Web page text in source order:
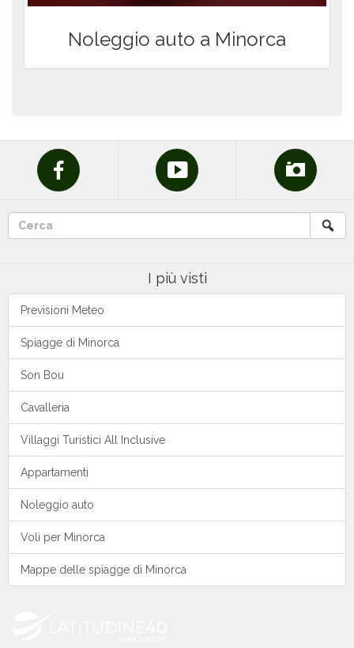
Noleggio auto a Minorca